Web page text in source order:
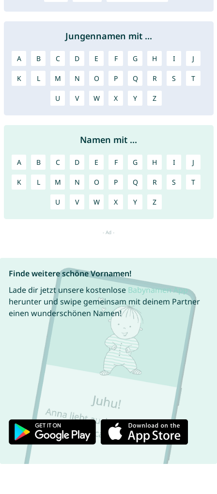
Jungennamen mit ...
A B C D E F G H I J
K L M N O P Q R S T
U V W X Y Z
Namen mit ...
A B C D E F G H I J
K L M N O P Q R S T
U V W X Y Z
Finde weitere schöne Vornamen!
Lade dir jetzt unsere kostenlose Babynamen App
herunter und swipe gemeinsam mit deinem Partner
einen wunderschönen Namen!